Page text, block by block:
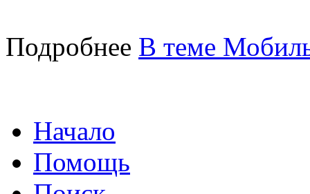
Подробнее В теме
Начало
Помощь